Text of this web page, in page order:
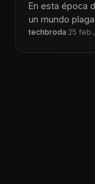
En esta época
un mundo
singulares que
techbroda·25 feb.,